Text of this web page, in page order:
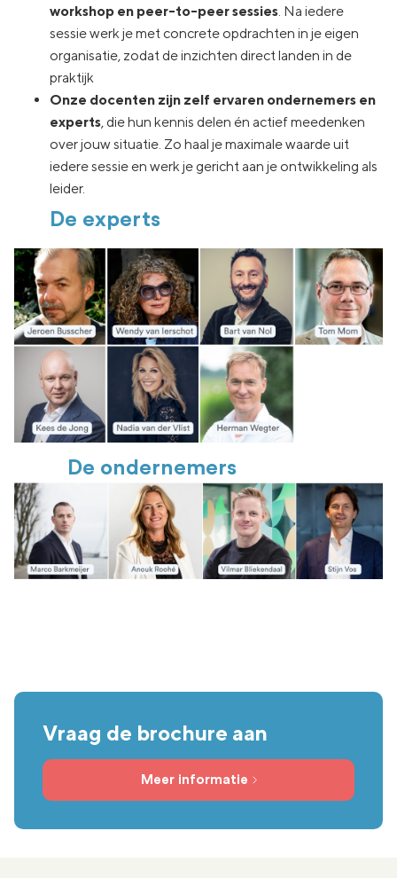
workshop en peer-to-peer sessies . Na iedere
sessie werk je met concrete opdrachten in je eigen
organisatie, zodat de inzichten direct landen in de
praktijk
Onze docenten zijn zelf ervaren ondernemers en
experts, die hun kennis delen én actief meedenken
over jouw situatie. Zo haal je maximale waarde uit
iedere sessie en werk je gericht aan je ontwikkeling als
leider.
De experts
De ondernemers
Vraag de brochure aan
Meer informatie